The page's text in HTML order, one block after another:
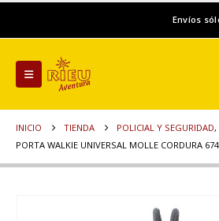
Envíos
INICIO TIENDA POLICIAL Y SEGURIDAD,
PORTA WALKIE UNIVERSAL MOLLE CORDURA